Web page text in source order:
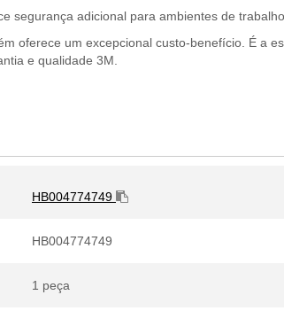
segurança adicional para ambientes de
oferece um excepcional custo-benefício. É a
e qualidade 3M.
HB004774749
HB004774749
1 peça